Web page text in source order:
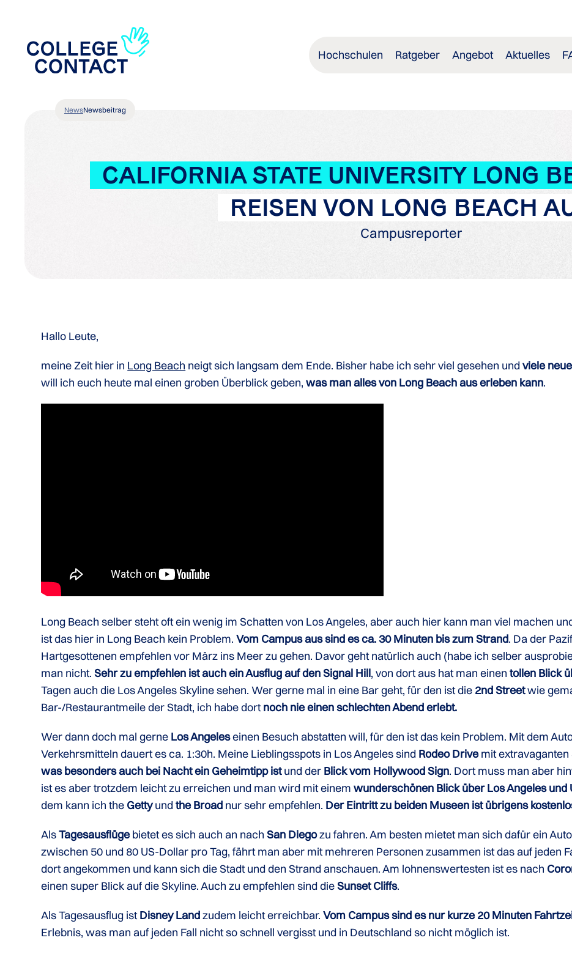
Hochschulen Ratgeber Angebot Aktuelles
NewsNewsbeitrag
CALIFORNIA STATE UNIVERSITY LONG
REISEN VON LONG BEACH
Campusreporter
Hallo Leute,
meine Zeit hier in Long Beach neigt sich langsam dem Ende. Bisher habe ich sehr viel gesehen undviele
will ich euch heute mal einen groben Überblick geben, was man alles von Long Beach aus erleben kann.
Long Beach selber steht oft ein wenig im Schatten von Los Angeles, aber auch hier kann man viel machen
ist das hier in Long Beach kein Problem. Vom Campus aus sind es ca. 30 Minuten bis zum Strand. Da der
Hartgesottenen empfehlen vor März ins Meer zu gehen. Davor geht natürlich auch (habe ich selber
man nicht. Sehr zu empfehlen ist auch ein Ausflug auf den Signal Hill, von dort aus hat man einen tollen Blick
Tagen auch die Los Angeles Skyline sehen. Wer gerne mal in eine Bar geht, für den ist die 2nd Streetwie
Bar-/Restaurantmeile der Stadt, ich habe dort noch nie einen schlechten Abend erlebt.
Wer dann doch mal gerne Los Angeleseinen Besuch abstatten will, für den ist das kein Problem. Mit dem
Verkehrsmitteln dauert es ca. 1:30h. Meine Lieblingsspots in Los Angeles sind Rodeo Drive mit extravaganten
was besonders auch bei Nacht ein Geheimtipp ist und der Blick vom Hollywood Sign. Dort muss man aber
ist es aber trotzdem leicht zu erreichen und man wird mit einem wunderschönen Blick über Los Angeles und
dem kann ich the Getty undthe Broad nur sehr empfehlen. Der Eintritt zu beiden Museen ist übrigens
AlsTagesausflüge bietet es sich auch an nach San Diegozu fahren. Am besten mietet man sich dafür ein
zwischen 50 und 80 US-Dollar pro Tag, fährt man aber mit mehreren Personen zusammen ist das auf jeden
dort angekommen und kann sich die Stadt und den Strand anschauen. Am lohnenswertesten ist es nach
einen super Blick auf die Skyline. Auch zu empfehlen sind dieSunset Cliffs.
Als Tagesausflug ist Disney Landzudem leicht erreichbar. Vom Campus sind es nur kurze 20 Minuten
Erlebnis, was man auf jeden Fall nicht so schnell vergisst und in Deutschland so nicht möglich ist.